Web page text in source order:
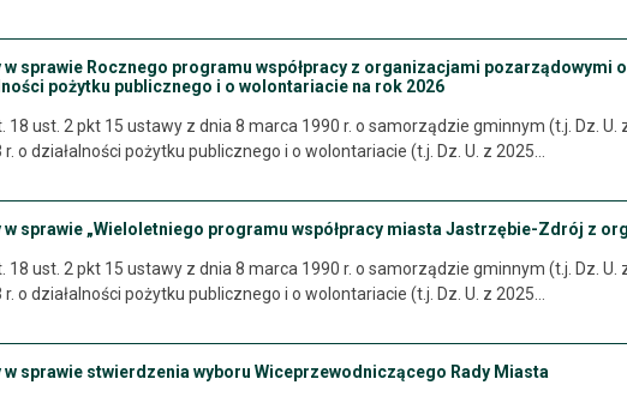
w sprawie Rocznego programu współpracy z organizacjami pozarządowymi
pożytku publicznego i o wolontariacie na rok 2026
18 ust. 2 pkt 15 ustawy z dnia 8 marca 1990 r. o samorządzie gminnym (t.j. Dz.
o działalności pożytku publicznego i o wolontariacie (t.j. Dz. U. z 2025…
w sprawie „Wieloletniego programu współpracy miasta Jastrzębie-Zdrój z
18 ust. 2 pkt 15 ustawy z dnia 8 marca 1990 r. o samorządzie gminnym (t.j. Dz.
o działalności pożytku publicznego i o wolontariacie (t.j. Dz. U. z 2025…
w sprawie stwierdzenia wyboru Wiceprzewodniczącego Rady Miasta